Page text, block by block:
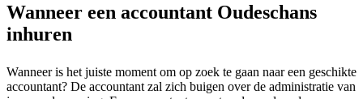
Wanneer een accountant Oudeschans
inhuren
Wanneer is het juiste moment om op zoek te gaan naar een geschikte
accountant? De accountant zal zich buigen over de administratie van